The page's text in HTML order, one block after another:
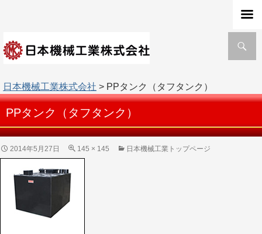
索
日本機械工業株式会社 > PPタンク（タフタンク）
PPタンク（タフタンク）
2014年5月27日 145 × 145 日本機械工業トップページ